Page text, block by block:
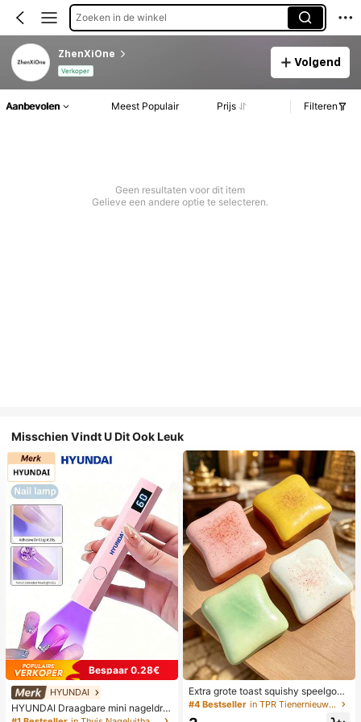
Zoeken in de winkel
ZhenXiOne
Verkoper
Volgend
Aanbevolen Meest Populair Prijs Filteren
Geen resultaten voor dit item
Gelieve een andere optie te selecteren.
Misschien Vindt U Dit Ook Leuk
Bespaar 0.28€
HYUNDAI
HYUNDAI Draagbare mini nageldro
ger, oplaadbare handlamp UV/LED
Extra grote toast squishy speelgoe
d, superzachte boter toast stressve
#4 Bestseller in TPR Tienernieuwigheid en grappenspeelgoed